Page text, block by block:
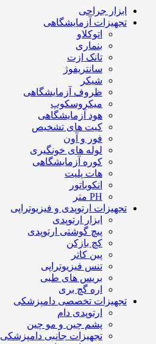
ابزار جراحی
تجهیزات آزمایشگاهی
اتوکلاو
بنماری
تانک ازت
سانتریفوژ
شیکر
ظروف آزمایشگاهی
میکروسکوپ
هود آزمایشگاهی
کیت های تشخیص
فور و آون
لوله های خونگیری
کوره آزمایشگاهی
هات پلیت
انکوباتور
PH متر
تجهیزات ارتوپدی و فیزیوتراپی
ابزار ارتوپدی
پیچ گوشتی ارتوپدی
کچ بازکن
پین کاتر
تنس فیزیوتراپی
بریس های طبی
اره گچ بری
تجهیزات تخصصی دامپزشکی
ارتوپدی دام
پشم چین و مو چین
تجهیزات جانبی دامپزشکی